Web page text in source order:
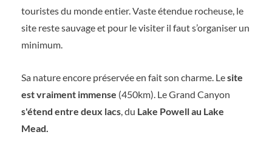
touristes du monde entier. Vaste étendue rocheuse, le
site reste sauvage et pour le visiter il faut s’organiser un
minimum.
Sa nature encore préservée en fait son charme. Lesite
est vraiment immense (450km). Le Grand Canyon
s'étend entre deux lacs, du Lake Powell au Lake
Mead.